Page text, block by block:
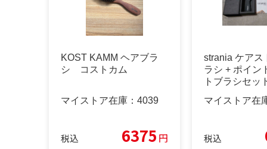
KOST KAMM ヘアブラ
シ コストカム
マイストア在庫： 4039
税込 6375 円
strania ケアス
ラシ + ポイン
トブラシセッ
マイストア在
税込